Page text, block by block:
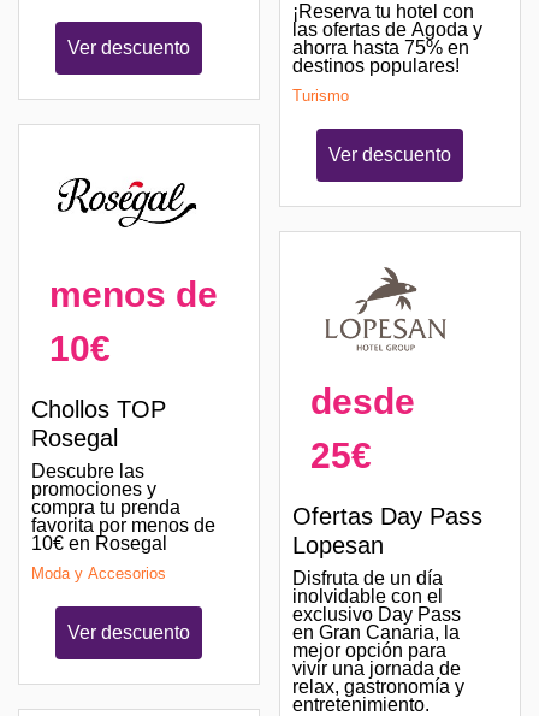
Ver descuento
menos de
10€
Chollos TOP
Rosegal
Descubre las
promociones y
compra tu prenda
favorita por menos de
10€ en Rosegal
Moda y Accesorios
Ver descuento
¡Reserva tu hotel con
las ofertas de Agoda y
ahorra hasta 75% en
destinos populares!
Turismo
Ver descuento
desde
25€
Ofertas Day Pass
Lopesan
Disfruta de un día
inolvidable con el
exclusivo Day Pass
en Gran Canaria, la
mejor opción para
vivir una jornada de
relax, gastronomía y
entretenimiento.